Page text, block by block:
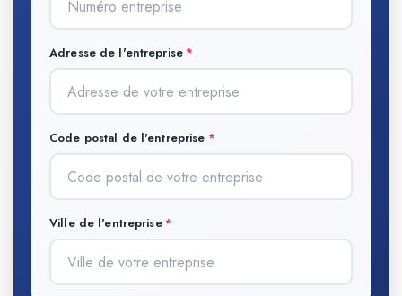
Adresse de l'entreprise
Code postal de l'entreprise
Ville de l'entreprise